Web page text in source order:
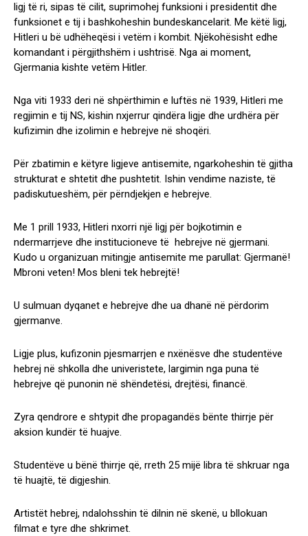
ligj të ri, sipas të cilit, suprimohej funksioni i presidentit dhe
funksionet e tij i bashkoheshin bundeskancelarit. Me këtë ligj,
Hitleri u bë udhëheqësi i vetëm i kombit. Njëkohësisht edhe
komandant i përgjithshëm i ushtrisë. Nga ai moment,
Gjermania kishte vetëm Hitler.
Nga viti 1933 deri në shpërthimin e luftës në 1939, Hitleri me
regjimin e tij NS, kishin nxjerrur qindëra ligje dhe urdhëra për
kufizimin dhe izolimin e hebrejve në shoqëri.
Për zbatimin e këtyre ligjeve antisemite, ngarkoheshin të gjitha
strukturat e shtetit dhe pushtetit. Ishin vendime naziste, të
padiskutueshëm, për përndjekjen e hebrejve.
Me 1 prill 1933, Hitleri nxorri një ligj për bojkotimin e
ndermarrjeve dhe institucioneve të hebrejve në gjermani.
Kudo u organizuan mitingje antisemite me parullat: Gjermanë!
Mbroni veten! Mos bleni tek hebrejtë!
U sulmuan dyqanet e hebrejve dhe ua dhanë në përdorim
gjermanve.
Ligje plus, kufizonin pjesmarrjen e nxënësve dhe studentëve
hebrej në shkolla dhe univeristete, largimin nga puna të
hebrejve që punonin në shëndetësi, drejtësi, financë.
Zyra qendrore e shtypit dhe propagandës bënte thirrje për
aksion kundër të huajve.
Studentëve u bënë thirrje që, rreth 25 mijë libra të shkruar nga
të huajtë, të digjeshin.
Artistët hebrej, ndalohsshin të dilnin në skenë, u bllokuan
filmat e tyre dhe shkrimet.